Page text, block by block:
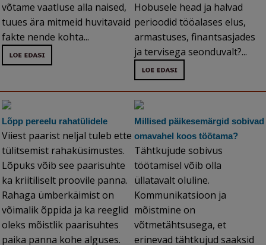
võtame vaatluse alla naised,
tuues ära mitmeid huvitavaid
fakte nende kohta...
Hobusele head ja halvad
perioodid tööalases elus,
armastuses, finantsasjades
ja tervisega seonduvalt?...
Lõpp pereelu rahatülidele
Viiest paarist neljal tuleb ette
tülitsemist rahaküsimustes.
Lõpuks võib see paarisuhte
ka kriitiliselt proovile panna.
Rahaga ümberkäimist on
võimalik õppida ja ka reeglid
oleks mõistlik paarisuhtes
paika panna kohe alguses.
Millised päikesemärgid sobivad
omavahel koos töötama?
Tähtkujude sobivus
töötamisel võib olla
üllatavalt oluline.
Kommunikatsioon ja
mõistmine on
võtmetähtsusega, et
erinevad tähtkujud saaksid